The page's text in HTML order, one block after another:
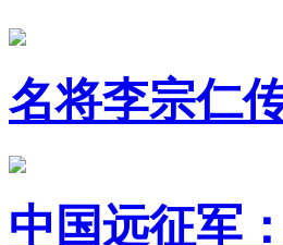
名将李宗仁
中国远征军